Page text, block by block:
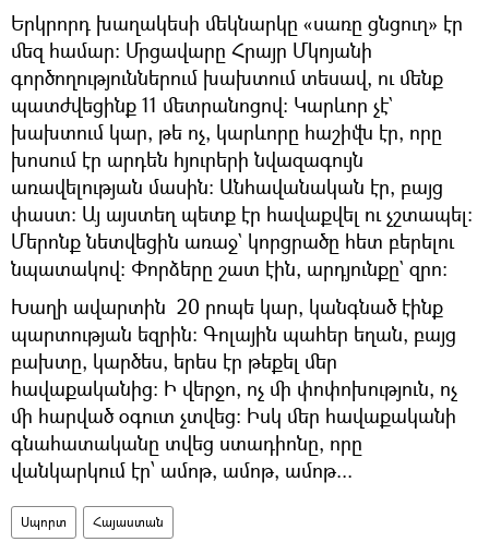
Երկրորդ խաղակեսի մեկնարկը «սառը ցնցուղ» էր
մեզ համար: Մրցավարը Հրայր Մկոյանի
գործողություններում խախտում տեսավ, ու մենք
պատժվեցինք 11 մետրանոցով: Կարևոր չէ`
խախտում կար, թե ոչ, կարևորը հաշիվն էր, որը
խոսում էր արդեն հյուրերի նվազագույն
առավելության մասին: Անհավանական էր, բայց
փաստ: Այ այստեղ պետք էր հավաքվել ու չշտապել:
Մերոնք նետվեցին առաջ` կորցրածը հետ բերելու
նպատակով: Փորձերը շատ էին, արդյունքը` զրո:
Խաղի ավարտին 20 րոպե կար, կանգնած էինք
պարտության եզրին: Գոլային պահեր եղան, բայց
բախտը, կարծես, երես էր թեքել մեր
հավաքականից: Ի վերջո, ոչ մի փոփոխություն, ոչ
մի հարված օգուտ չտվեց: Իսկ մեր հավաքականի
գնահատականը տվեց ստադիոնը, որը
վանկարկում էր՝ ամոթ, ամոթ, ամոթ...
Սպորտ Հայաստան